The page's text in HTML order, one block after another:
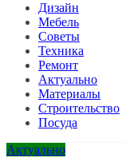
Дизайн
Мебель
Советы
Техника
Ремонт
Актуально
Материалы
Строительство
Посуда
Актуально